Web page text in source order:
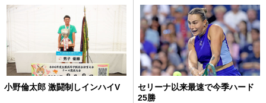
小野倫太郎 激闘制しインハイV
セリーナ以来最速で今季ハード
25勝